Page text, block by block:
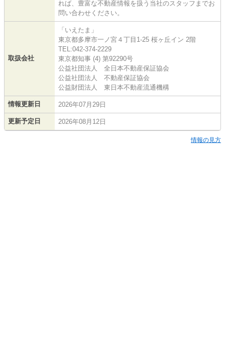
れば、豊富な不動産情報を扱う当社のスタッフまでお
問い合わせください。
取扱会社
「いえたま」
東京都多摩市一ノ宮４丁目1-25 桜ヶ丘イン 2階
TEL:042-374-2229
東京都知事 (4) 第92290号
公益社団法人 全日本不動産保証協会
公益社団法人 不動産保証協会
公益財団法人 東日本不動産流通機構
情報更新日 2026年07月29日
更新予定日 2026年08月12日
情報の見方